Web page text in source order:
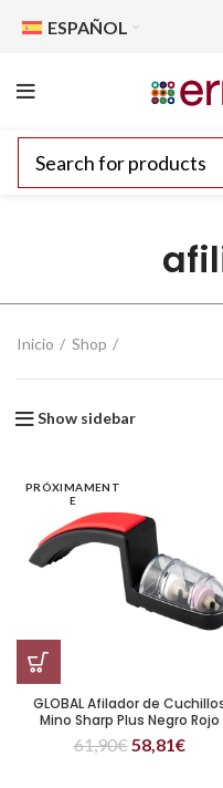
ESPAÑOL
Inicio Shop
Show sidebar
PRÓXIMAMENT
E
GLOBAL Afilador de
Mino Sharp Plus Negro Rojo
61,90€58,81€